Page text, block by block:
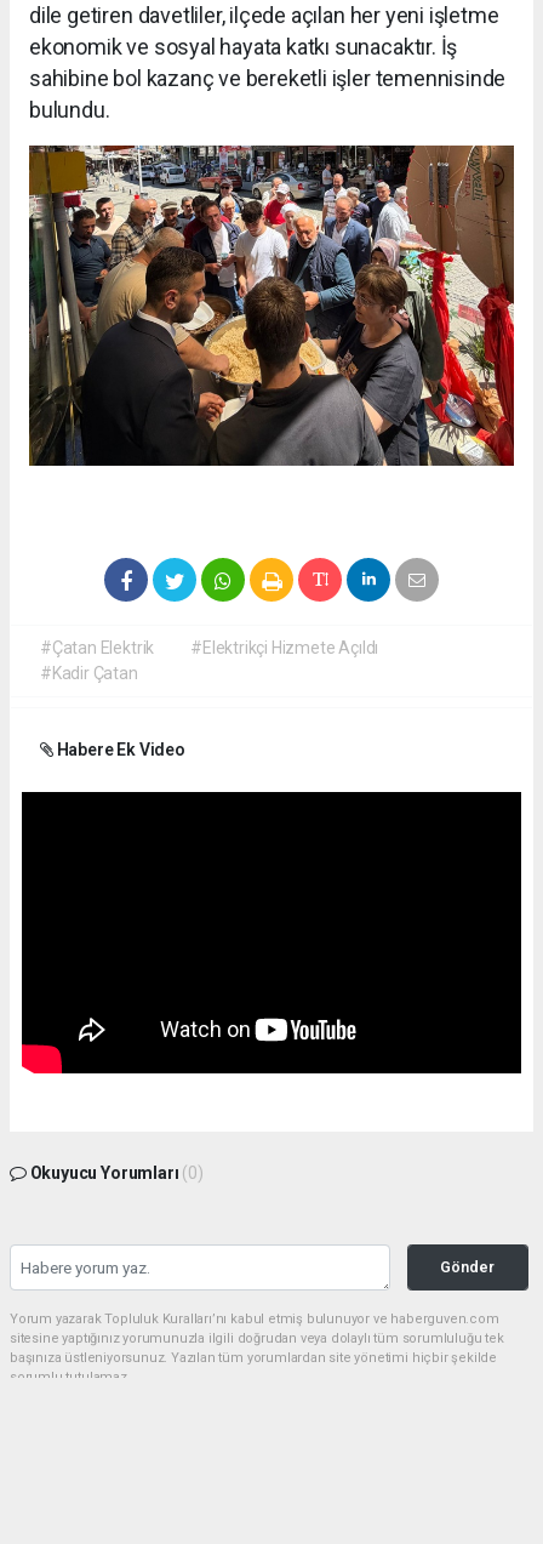
dile getiren davetliler, ilçede açılan her yeni işletme
ekonomik ve sosyal hayata katkı sunacaktır. İş
sahibine bol kazanç ve bereketli işler temennisinde
bulundu.
#Çatan Elektrik
#Elektrikçi Hizmete Açıldı
#Kadir Çatan
Habere Ek Video
Okuyucu Yorumları (0)
Gönder
Yorum yazarak Topluluk Kuralları’nı kabul etmiş bulunuyor ve haberguven.com
sitesine yaptığınız yorumunuzla ilgili doğrudan veya dolaylı tüm sorumluluğu tek
başınıza üstleniyorsunuz. Yazılan tüm yorumlardan site yönetimi hiçbir şekilde
sorumlu tutulamaz.